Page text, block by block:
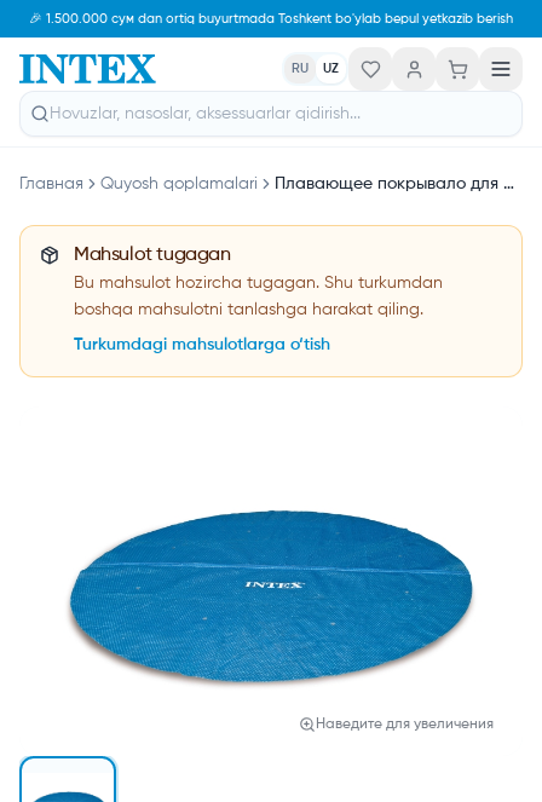
🎉 1.500.000 сум dan ortiq buyurtmada Toshkent bo'ylab bepul yetkazib berish
RU UZ
Главная Quyosh qoplamalari Плавающее покрывало для бассейна 348см INTEX 28012
Mahsulot tugagan
Bu mahsulot hozircha tugagan. Shu turkumdan
boshqa mahsulotni tanlashga harakat qiling.
Turkumdagi mahsulotlarga o‘tish
Наведите для увеличения